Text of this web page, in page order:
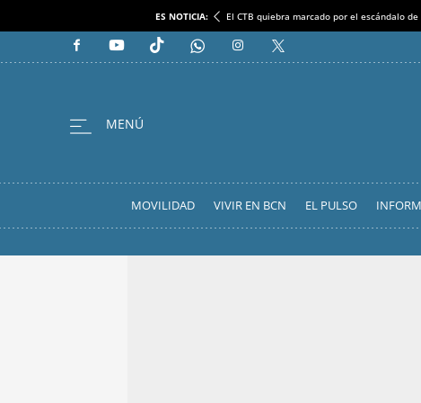
ES NOTICIA: El CTB quiebra marcado por el escándalo
MOVILIDAD VIVIR EN BCN EL PULSO